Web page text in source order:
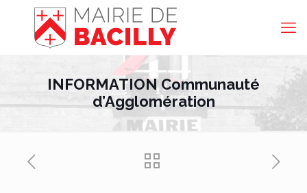
INFORMATION Communauté
d’Agglomération